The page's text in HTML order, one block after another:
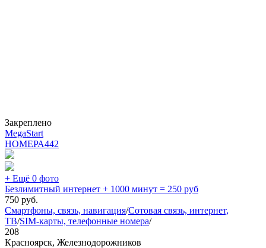
Закреплено
MegaStart
НОМЕРА442
+ Ещё 0 фото
Безлимитный интернет + 1000 минут = 250 руб
750 руб.
Смартфоны, связь, навигация/Сотовая связь, интернет,
ТВ/SIM-карты, телефонные номера/
208
Красноярск, Железнодорожников